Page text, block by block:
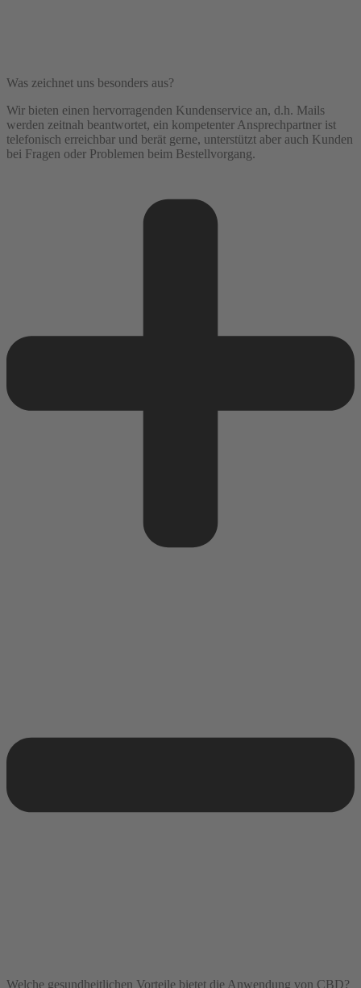
Was zeichnet uns besonders aus?
Wir bieten einen hervorragenden Kundenservice an, d.h. Mails
werden zeitnah beantwortet, ein kompetenter Ansprechpartner ist
telefonisch erreichbar und berät gerne, unterstützt aber auch Kunden
bei Fragen oder Problemen beim Bestellvorgang.
Welche gesundheitlichen Vorteile bietet die Anwendung von CBD?